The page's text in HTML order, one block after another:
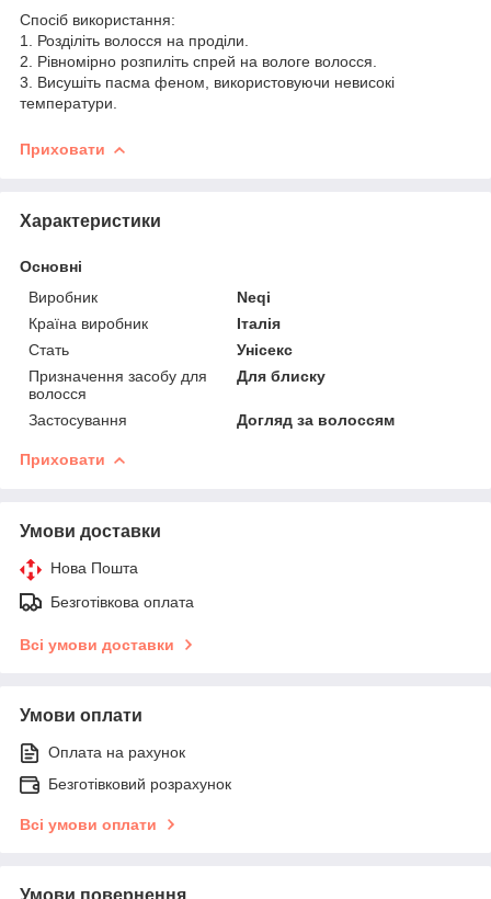
Спосіб використання:
1. Розділіть волосся на проділи.
2. Рівномірно розпиліть спрей на вологе волосся.
3. Висушіть пасма феном, використовуючи невисокі
температури.
Приховати
Характеристики
Основні
Виробник
Neqi
Країна виробник
Італія
Стать
Унісекс
Призначення засобу для
волосся
Для блиску
Застосування Догляд за волоссям
Приховати
Умови доставки
Нова Пошта
Безготівкова оплата
Всі умови доставки
Умови оплати
Оплата на рахунок
Безготівковий розрахунок
Всі умови оплати
Умови повернення